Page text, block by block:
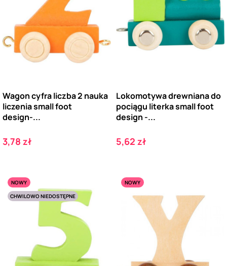
Wagon cyfra liczba 2 nauka
liczenia small foot
design-...
Cena
3,78 zł
Lokomotywa drewniana do
pociągu literka small foot
design -...
Cena
5,62 zł
NOWY
CHWILOWO NIEDOSTĘPNE
NOWY